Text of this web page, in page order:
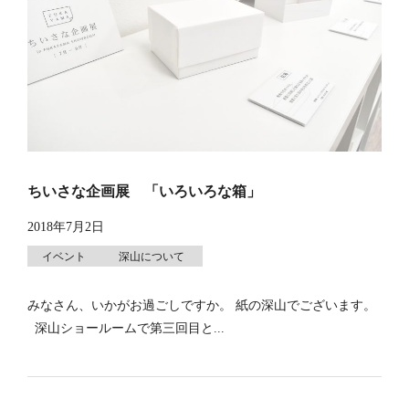
ちいさな企画展 「いろいろな箱」
2018年7月2日
イベント 深山について
みなさん、いかがお過ごしですか。 紙の深山でございます。
深山ショールームで第三回目と...